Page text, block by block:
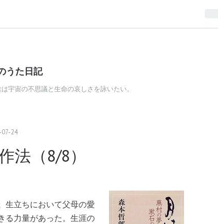
うた日記
宇宙の不思議と生命の哀しさを詠いたい。
-07-24
法（8/8）
生立ちにおいて父母の愛
る力量があった。生涯の